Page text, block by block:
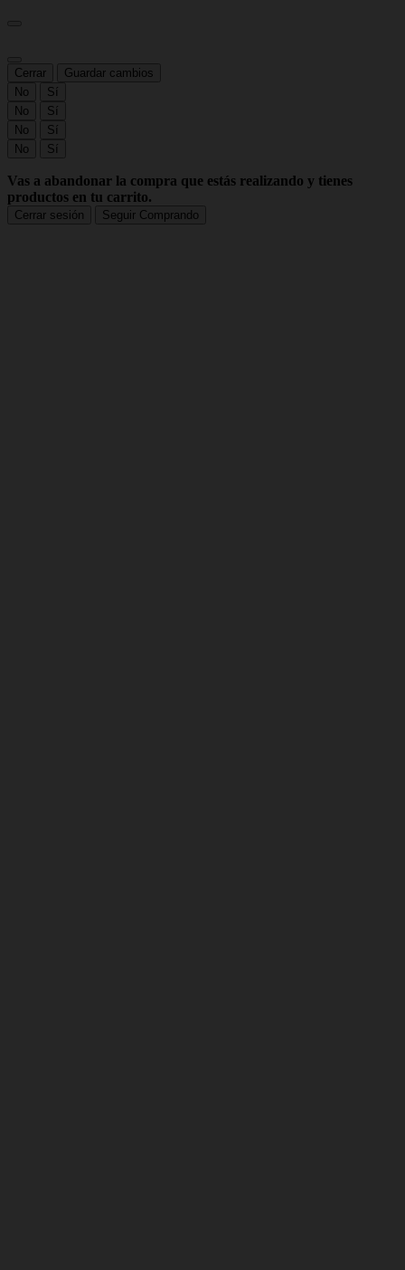
Cerrar
Guardar cambios
No
Sí
No
Sí
No
Sí
No
Sí
Vas a abandonar la compra que estás realizando y tienes
productos en tu carrito.
Cerrar sesión Seguir Comprando